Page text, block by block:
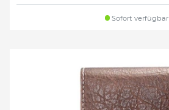
Sofort verfügbar